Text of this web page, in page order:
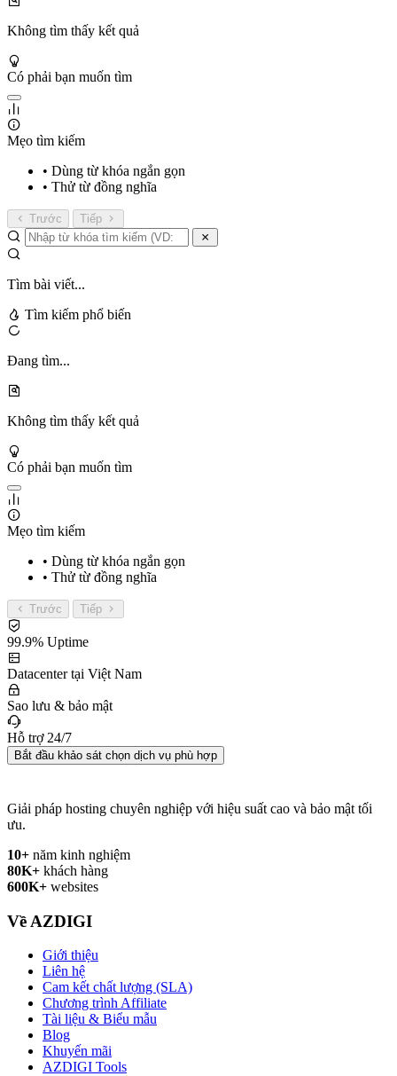
Không tìm thấy kết quả
Có phải bạn muốn tìm
Mẹo tìm kiếm
• Dùng từ khóa ngắn gọn
• Thử từ đồng nghĩa
Trước Tiếp
Tìm bài viết...
Tìm kiếm phổ biến
Đang tìm...
Không tìm thấy kết quả
Có phải bạn muốn tìm
Mẹo tìm kiếm
• Dùng từ khóa ngắn gọn
• Thử từ đồng nghĩa
Trước Tiếp
99.9% Uptime
Datacenter tại Việt Nam
Sao lưu & bảo mật
Hỗ trợ 24/7
Bắt đầu khảo sát chọn dịch vụ phù hợp
Giải pháp hosting chuyên nghiệp với hiệu suất cao và bảo mật tối
ưu.
10+ năm kinh nghiệm
80K+ khách hàng
600K+ websites
Về AZDIGI
Giới thiệu
Liên hệ
Cam kết chất lượng (SLA)
Chương trình Affiliate
Tài liệu & Biểu mẫu
Blog
Khuyến mãi
AZDIGI Tools